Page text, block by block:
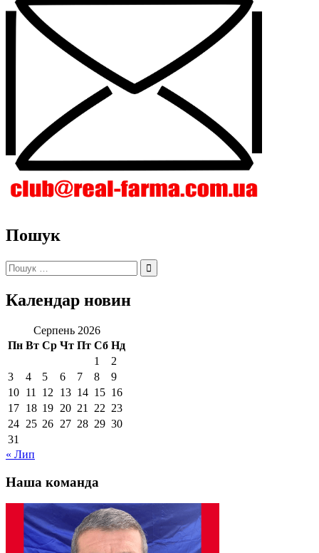
Пошук
Пошук:
Календар новин
Серпень 2026
Пн Вт Ср Чт Пт Сб Нд
1
2
3
4 5 6 7 8
9
10 11 12 13 14 15 16
17 18 19 20 21 22 23
24 25 26 27 28 29 30
31
« Лип
Наша команда